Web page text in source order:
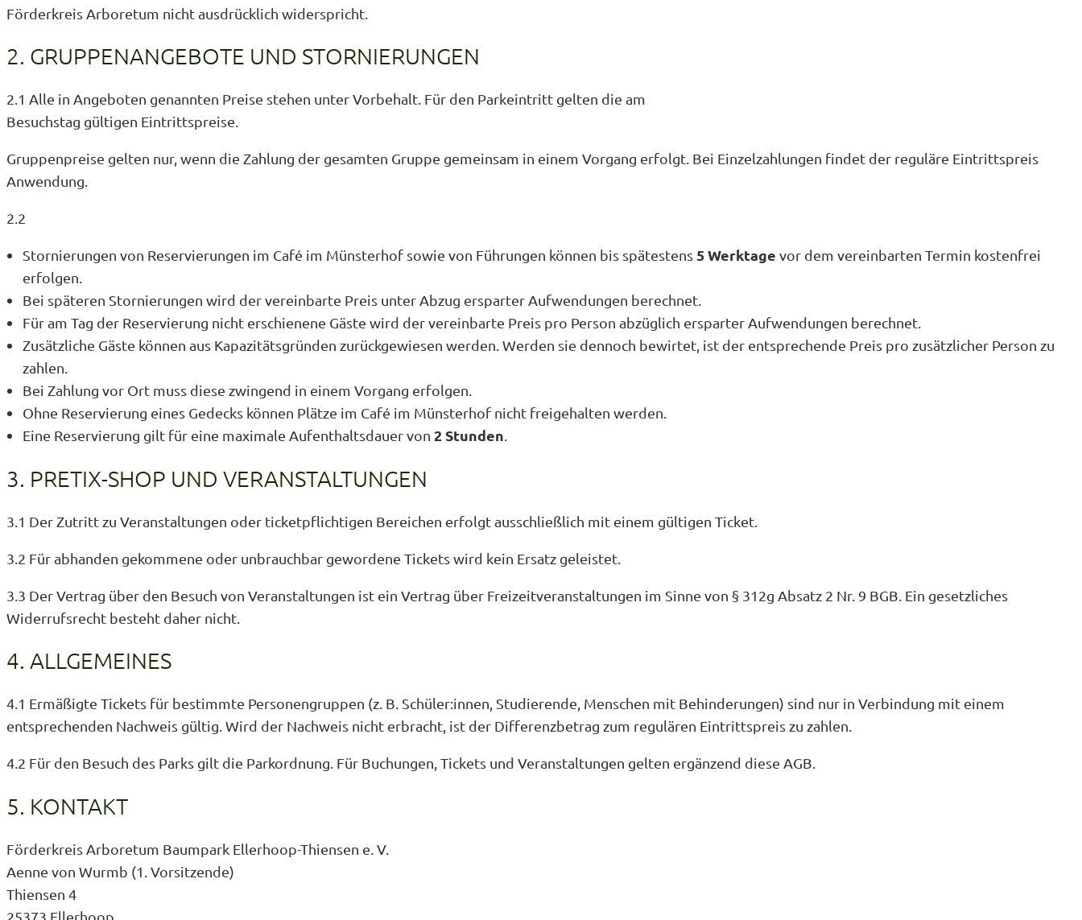
Förderkreis Arboretum nicht ausdrücklich widerspricht.
2. GRUPPENANGEBOTE UND STORNIERUNGEN
2.1 Alle in Angeboten genannten Preise stehen unter Vorbehalt. Für den Parkeintritt gelten die am
Besuchstag gültigen Eintrittspreise.
Gruppenpreise gelten nur, wenn die Zahlung der gesamten Gruppe gemeinsam in einem Vorgang erfolgt. Bei Einzelzahlungen findet der reguläre Eintrittspreis
Anwendung.
2.2
Stornierungen von Reservierungen im Café im Münsterhof sowie von Führungen können bis spätestens 5 Werktage vor dem vereinbarten Termin kostenfrei
erfolgen.
Bei späteren Stornierungen wird der vereinbarte Preis unter Abzug ersparter Aufwendungen berechnet.
Für am Tag der Reservierung nicht erschienene Gäste wird der vereinbarte Preis pro Person abzüglich ersparter Aufwendungen berechnet.
Zusätzliche Gäste können aus Kapazitätsgründen zurückgewiesen werden. Werden sie dennoch bewirtet, ist der entsprechende Preis pro zusätzlicher Person zu
zahlen.
Bei Zahlung vor Ort muss diese zwingend in einem Vorgang erfolgen.
Ohne Reservierung eines Gedecks können Plätze im Café im Münsterhof nicht freigehalten werden.
Eine Reservierung gilt für eine maximale Aufenthaltsdauer von 2 Stunden.
3. PRETIX-SHOP UND VERANSTALTUNGEN
3.1 Der Zutritt zu Veranstaltungen oder ticketpflichtigen Bereichen erfolgt ausschließlich mit einem gültigen Ticket.
3.2 Für abhanden gekommene oder unbrauchbar gewordene Tickets wird kein Ersatz geleistet.
3.3 Der Vertrag über den Besuch von Veranstaltungen ist ein Vertrag über Freizeitveranstaltungen im Sinne von § 312g Absatz 2 Nr. 9 BGB. Ein gesetzliches
Widerrufsrecht besteht daher nicht.
4. ALLGEMEINES
4.1 Ermäßigte Tickets für bestimmte Personengruppen (z. B. Schüler:innen, Studierende, Menschen mit Behinderungen) sind nur in Verbindung mit einem
entsprechenden Nachweis gültig. Wird der Nachweis nicht erbracht, ist der Differenzbetrag zum regulären Eintrittspreis zu zahlen.
4.2 Für den Besuch des Parks gilt die Parkordnung. Für Buchungen, Tickets und Veranstaltungen gelten ergänzend diese AGB.
5. KONTAKT
Förderkreis Arboretum Baumpark Ellerhoop-Thiensen e. V.
Aenne von Wurmb (1. Vorsitzende)
Thiensen 4
25373 Ellerhoop